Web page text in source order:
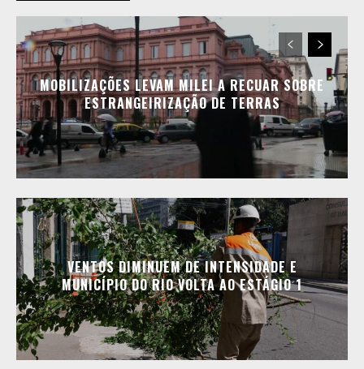
MOBILIZAÇÕES LEVAM MILEI A RECUAR SOBRE
ESTRANGEIRIZAÇÃO DE TERRAS
VENTOS DIMINUEM DE INTENSIDADE E
MUNICÍPIO DO RIO VOLTA AO ESTÁGIO 1